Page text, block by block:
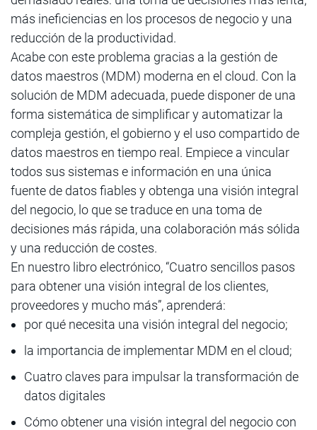
más ineficiencias en los procesos de negocio y una
reducción de la productividad.
Acabe con este problema gracias a la gestión de
datos maestros (MDM) moderna en el cloud. Con la
solución de MDM adecuada, puede disponer de una
forma sistemática de simplificar y automatizar la
compleja gestión, el gobierno y el uso compartido de
datos maestros en tiempo real. Empiece a vincular
todos sus sistemas e información en una única
fuente de datos fiables y obtenga una visión integral
del negocio, lo que se traduce en una toma de
decisiones más rápida, una colaboración más sólida
y una reducción de costes.
En nuestro libro electrónico, “Cuatro sencillos pasos
para obtener una visión integral de los clientes,
proveedores y mucho más”, aprenderá:
por qué necesita una visión integral del negocio;
la importancia de implementar MDM en el cloud;
Cuatro claves para impulsar la transformación de
datos digitales
Cómo obtener una visión integral del negocio con